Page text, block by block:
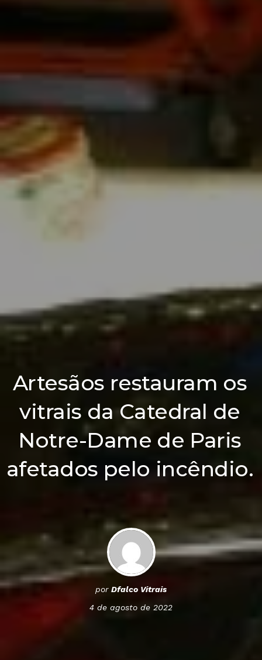
Artesãos restauram os
vitrais da Catedral de
Notre-Dame de Paris
afetados pelo incêndio.
por Dfalco Vitrais
4 de agosto de 2022